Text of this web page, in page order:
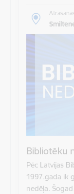
Bibliotēku
Pēc Latvijas
1997.gada ik
nedēļa.